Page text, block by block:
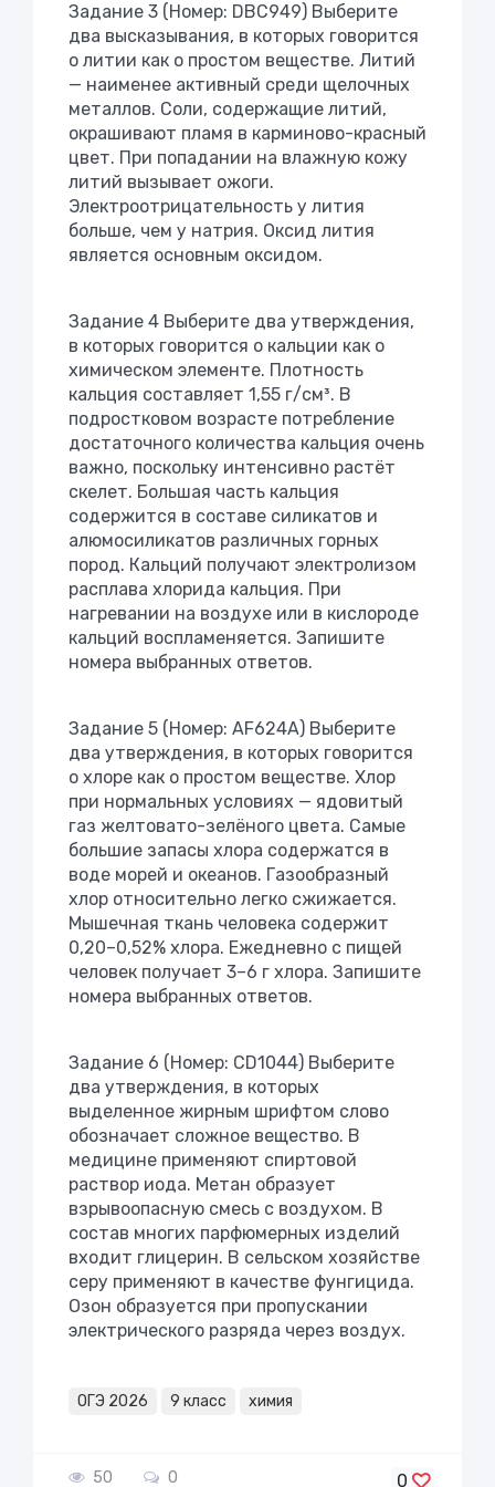
Задание 3 (Номер: DBC949) Выберите
два высказывания, в которых говорится
о литии как о простом веществе. Литий
— наименее активный среди щелочных
металлов. Соли, содержащие литий,
окрашивают пламя в карминово-красный
цвет. При попадании на влажную кожу
литий вызывает ожоги.
Электроотрицательность у лития
больше, чем у натрия. Оксид лития
является основным оксидом.
Задание 4 Выберите два утверждения,
в которых говорится о кальции как о
химическом элементе. Плотность
кальция составляет 1,55 г/см³. В
подростковом возрасте потребление
достаточного количества кальция очень
важно, поскольку интенсивно растёт
скелет. Большая часть кальция
содержится в составе силикатов и
алюмосиликатов различных горных
пород. Кальций получают электролизом
расплава хлорида кальция. При
нагревании на воздухе или в кислороде
кальций воспламеняется. Запишите
номера выбранных ответов.
Задание 5 (Номер: AF624A) Выберите
два утверждения, в которых говорится
о хлоре как о простом веществе. Хлор
при нормальных условиях — ядовитый
газ желтовато-зелёного цвета. Самые
большие запасы хлора содержатся в
воде морей и океанов. Газообразный
хлор относительно легко сжижается.
Мышечная ткань человека содержит
0,20–0,52% хлора. Ежедневно с пищей
человек получает 3–6 г хлора. Запишите
номера выбранных ответов.
Задание 6 (Номер: CD1044) Выберите
два утверждения, в которых
выделенное жирным шрифтом слово
обозначает сложное вещество. В
медицине применяют спиртовой
раствор иода. Метан образует
взрывоопасную смесь с воздухом. В
состав многих парфюмерных изделий
входит глицерин. В сельском хозяйстве
серу применяют в качестве фунгицида.
Озон образуется при пропускании
электрического разряда через воздух.
ОГЭ 2026 9 класс химия
50 0 0